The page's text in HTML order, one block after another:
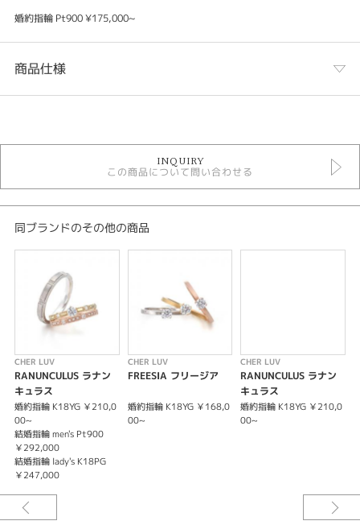
婚約指輪 Pt900 ¥175,000~
商品仕様
婚約指輪
婚約指輪 ストレート
婚約指輪 ゴールドカラー
婚約指輪 プラチナカラー
シェールラブ
シェールラブ ＞ 婚約指輪
デザイン
婚約指輪 シンプル
テイスト
婚約指輪 シンプル
婚約指輪
シンプル
紹介文
CHER LUV【IVY】アイビー -永遠の愛-
INQUIRY
この商品について問い合わせる
同ブランドのその他の商品
CHER LUV
RANUNCULUS ラナン
キュラス
婚約指輪 K18YG ￥210,0
00~
結婚指輪 men's Pt900
￥292,000
結婚指輪 lady's K18PG
￥247,000
CHER LUV
FREESIA フリージア
婚約指輪 K18YG ￥168,0
00~
CHER LUV
RANUNCULUS ラナン
キュラス
婚約指輪 K18YG ￥210,0
00~